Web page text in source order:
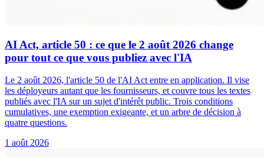
AI Act, article 50 : ce que le 2 août 2026 change
pour tout ce que vous publiez avec l'IA
Le 2 août 2026, l'article 50 de l'AI Act entre en application. Il vise
les déployeurs autant que les fournisseurs, et couvre tous les textes
publiés avec l'IA sur un sujet d'intérêt public. Trois conditions
cumulatives, une exemption exigeante, et un arbre de décision à
quatre questions.
1 août 2026